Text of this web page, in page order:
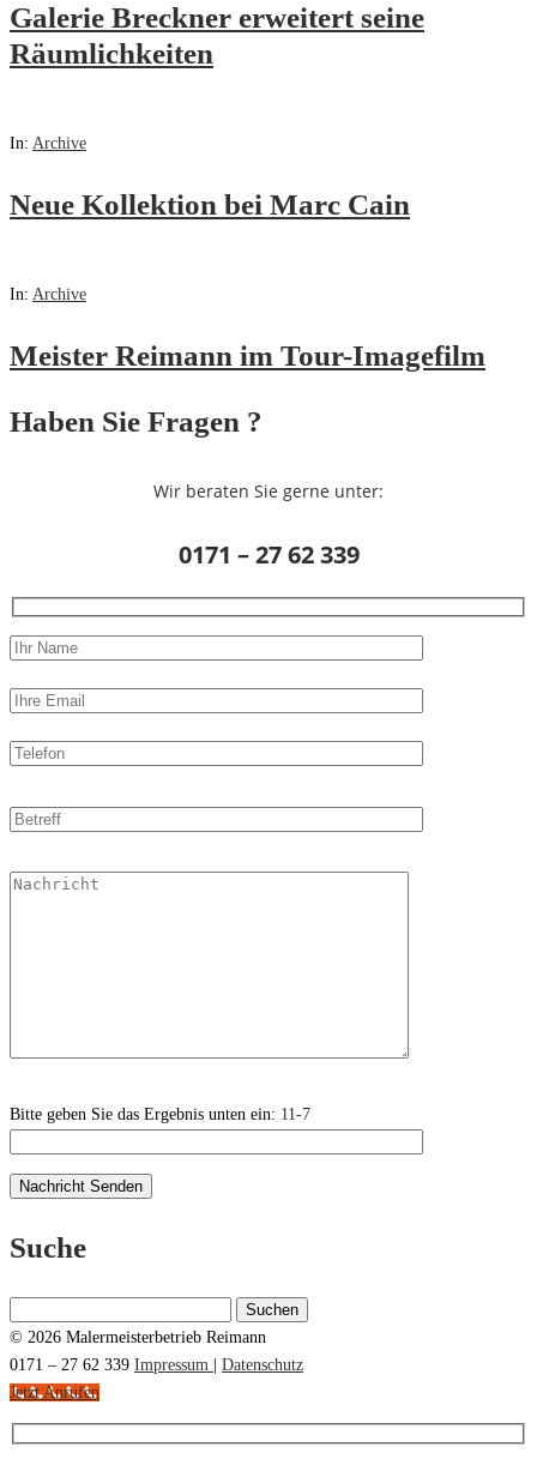
Galerie Breckner erweitert seine
Räumlichkeiten
In: Archive
Neue Kollektion bei Marc Cain
In: Archive
Meister Reimann im Tour-Imagefilm
Haben Sie Fragen ?
Wir beraten Sie gerne unter:
0171 – 27 62 339
Bitte geben Sie das Ergebnis unten ein: 11-7
Suche
nach:
© 2026 Malermeisterbetrieb Reimann
0171 – 27 62 339 Impressum
Datenschutz
Jetzt Anrufen